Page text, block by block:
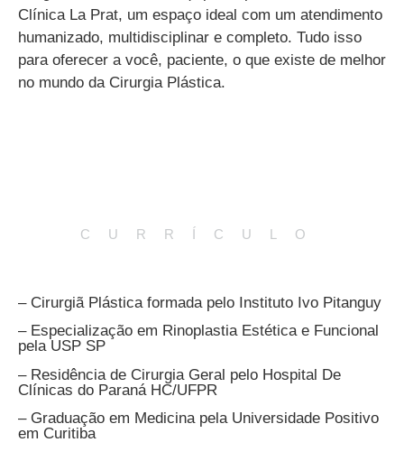
Clínica La Prat, um espaço ideal com um atendimento
humanizado, multidisciplinar e completo. Tudo isso
para oferecer a você, paciente, o que existe de melhor
no mundo da Cirurgia Plástica.
CURRÍCULO
– Cirurgiã Plástica formada pelo Instituto Ivo Pitanguy
– Especialização em Rinoplastia Estética e Funcional
pela USP SP
– Residência de Cirurgia Geral pelo Hospital De
Clínicas do Paraná HC/UFPR
– Graduação em Medicina pela Universidade Positivo
em Curitiba